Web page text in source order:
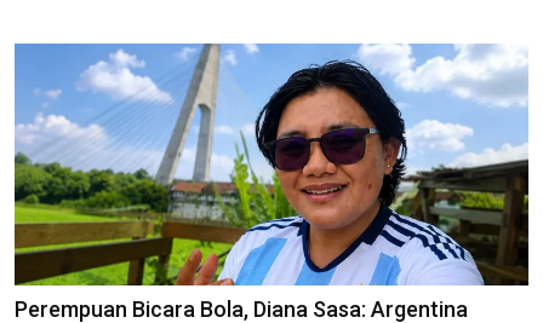
Perempuan Bicara Bola, Diana Sasa: Argentina